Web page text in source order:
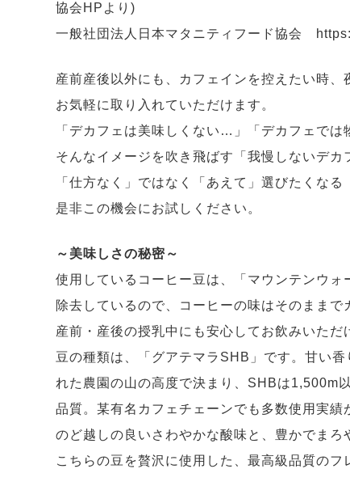
協会HPより)
一般社団法人日本マタニティフード協会
産前産後以外にも、カフェインを控えたい時
お気軽に取り入れていただけます。
「デカフェは美味しくない…」「デカフェでは
そんなイメージを吹き飛ばす「我慢しないデカ
「仕方なく」ではなく「あえて」選びたくなる
是非この機会にお試しください。
～美味しさの秘密～
使用しているコーヒー豆は、「マウンテンウ
除去しているので、コーヒーの味はそのまま
産前・産後の授乳中にも安心してお飲みいただ
豆の種類は、「グアテマラSHB」です。甘い
れた農園の山の高度で決まり、SHBは1,500m
品質。某有名カフェチェーンでも多数使用実績
のど越しの良いさわやかな酸味と、豊かでまろ
こちらの豆を贅沢に使用した、最高級品質のフ